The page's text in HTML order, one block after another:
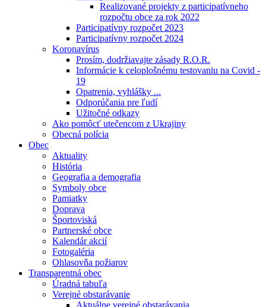
Realizované projekty z participatívneho
rozpočtu obce za rok 2022
Participatívny rozpočet 2023
Participatívny rozpočet 2024
Koronavírus
Prosím, dodržiavajte zásady R.O.R.
Informácie k celoplošnému testovaniu na Covid -
19
Opatrenia, vyhlášky ...
Odporúčania pre ľudí
Užitočné odkazy
Ako pomôcť utečencom z Ukrajiny
Obecná polícia
Obec
Aktuality
História
Geografia a demografia
Symboly obce
Pamiatky
Doprava
Športoviská
Partnerské obce
Kalendár akcií
Fotogaléria
Ohlasovňa požiarov
Transparentná obec
Úradná tabuľa
Verejné obstarávanie
Aktuálne verejné obstarávania